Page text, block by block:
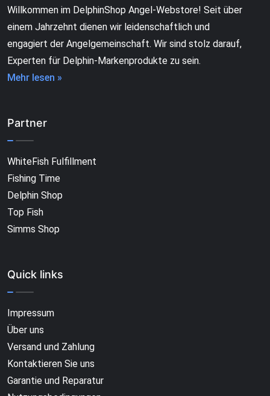
Willkommen im DelphinShop Angel-Webstore! Seit über
einem Jahrzehnt dienen wir leidenschaftlich und
engagiert der Angelgemeinschaft. Wir sind stolz darauf,
Experten für Delphin-Markenprodukte zu sein.
Mehr lesen »
Partner
WhiteFish Fulfillment
Fishing Time
Delphin Shop
Top Fish
Simms Shop
Quick links
Impressum
Über uns
Versand und Zahlung
Kontaktieren Sie uns
Garantie und Reparatur